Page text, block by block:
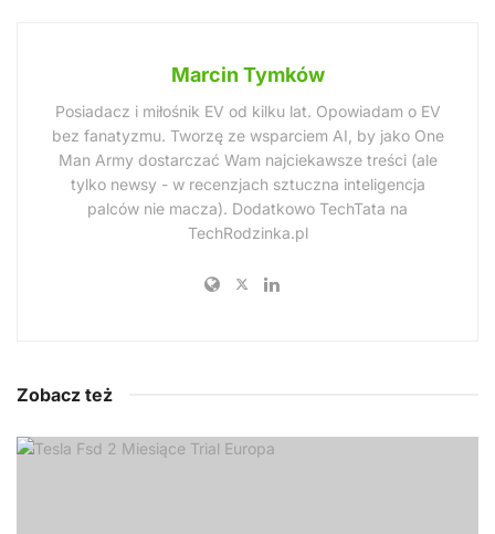
Marcin Tymków
Posiadacz i miłośnik EV od kilku lat. Opowiadam o EV
bez fanatyzmu. Tworzę ze wsparciem AI, by jako One
Man Army dostarczać Wam najciekawsze treści (ale
tylko newsy - w recenzjach sztuczna inteligencja
palców nie macza). Dodatkowo TechTata na
TechRodzinka.pl
Zobacz też